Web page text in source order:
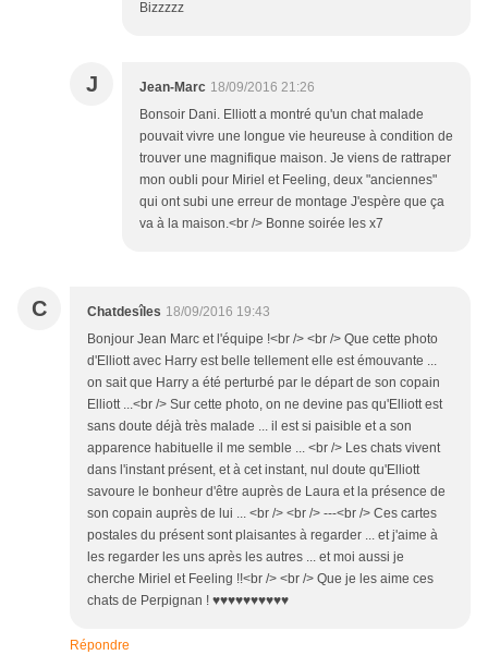
Bizzzzz
J Jean-Marc 18/09/2016 21:26
Bonsoir Dani. Elliott a montré qu'un chat malade
pouvait vivre une longue vie heureuse à condition de
trouver une magnifique maison. Je viens de rattraper
mon oubli pour Miriel et Feeling, deux "anciennes"
qui ont subi une erreur de montage J'espère que ça
va à la maison.<br /> Bonne soirée les x7
C Chatdesîles 18/09/2016 19:43
Bonjour Jean Marc et l'équipe !<br /> <br /> Que cette photo
d'Elliott avec Harry est belle tellement elle est émouvante ...
on sait que Harry a été perturbé par le départ de son copain
Elliott ...<br /> Sur cette photo, on ne devine pas qu'Elliott est
sans doute déjà très malade ... il est si paisible et a son
apparence habituelle il me semble ... <br /> Les chats vivent
dans l'instant présent, et à cet instant, nul doute qu'Elliott
savoure le bonheur d'être auprès de Laura et la présence de
son copain auprès de lui ... <br /> <br /> ---<br /> Ces cartes
postales du présent sont plaisantes à regarder ... et j'aime à
les regarder les uns après les autres ... et moi aussi je
cherche Miriel et Feeling !!<br /> <br /> Que je les aime ces
chats de Perpignan ! ♥♥♥♥♥♥♥♥♥♥
Répondre